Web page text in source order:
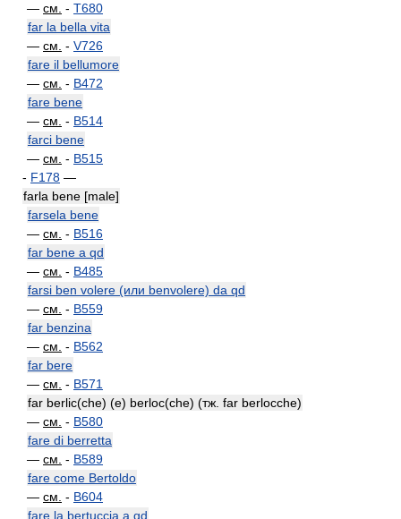
— см. - T680
far la bella vita
— см. - V726
fare il bellumore
— см. - B472
fare bene
— см. - B514
farci bene
— см. - B515
- F178 —
farla bene [male]
farsela bene
— см. - B516
far bene a qd
— см. - B485
farsi ben volere (или benvolere) da qd
— см. - B559
far benzina
— см. - B562
far bere
— см. - B571
far berlic(che) (e) berloc(che) (тж. far berlocche)
— см. - B580
fare di berretta
— см. - B589
fare come Bertoldo
— см. - B604
fare la bertuccia a qd